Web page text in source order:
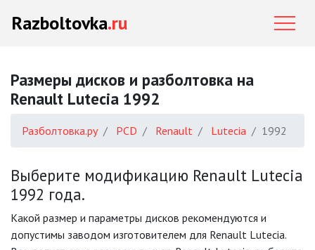
Razboltovka.ru
Размеры дисков и разболтовка на
Renault Lutecia 1992
Разболтовка.ру PCD Renault Lutecia 1992
Выберите модификацию Renault Lutecia
1992 года.
Какой размер и параметры дисков рекомендуются и
допустимы заводом изготовителем для Renault Lutecia.